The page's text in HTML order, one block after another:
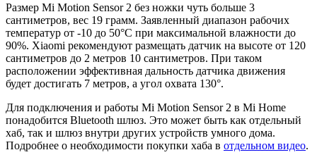
Размер Mi Motion Sensor 2 без ножки чуть больше 3
сантиметров, вес 19 грамм. Заявленный диапазон рабочих
температур от -10 до 50°C при максимальной влажности до
90%. Xiaomi рекомендуют размещать датчик на высоте от 120
сантиметров до 2 метров 10 сантиметров. При таком
расположении эффективная дальность датчика движения
будет достигать 7 метров, а угол охвата 130°.
Для подключения и работы Mi Motion Sensor 2 в Mi Home
понадобится Bluetooth шлюз. Это может быть как отдельный
хаб, так и шлюз внутри других устройств умного дома.
Подробнее о необходимости покупки хаба в отдельном видео.